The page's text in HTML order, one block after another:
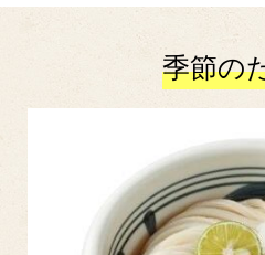
季節の